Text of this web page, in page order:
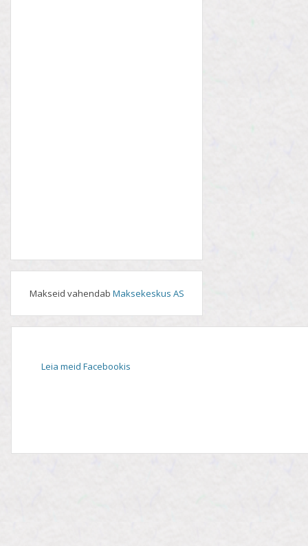
Makseid vahendab Maksekeskus AS
Leia meid Facebookis